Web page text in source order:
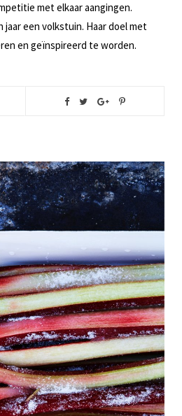
met elkaar aangingen.
een volkstuin. Haar doelmet
en geïnspireerd te worden.